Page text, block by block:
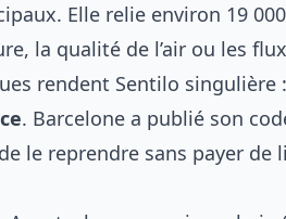
Elle relie environ 19
la qualité de l’air ou les
rendent Sentilo singulière :
. Barcelone a publié son
le reprendre sans payer de